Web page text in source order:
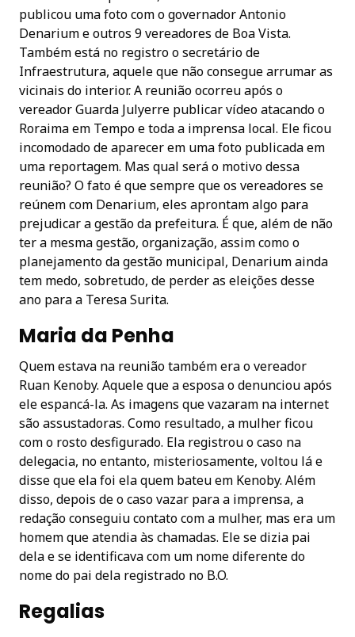
publicou uma foto com o governador Antonio
Denarium e outros 9 vereadores de Boa Vista.
Também está no registro o secretário de
Infraestrutura, aquele que não consegue arrumar as
vicinais do interior. A reunião ocorreu após o
vereador Guarda Julyerre publicar vídeo atacando o
Roraima em Tempo e toda a imprensa local. Ele ficou
incomodado de aparecer em uma foto publicada em
uma reportagem. Mas qual será o motivo dessa
reunião? O fato é que sempre que os vereadores se
reúnem com Denarium, eles aprontam algo para
prejudicar a gestão da prefeitura. É que, além de não
ter a mesma gestão, organização, assim como o
planejamento da gestão municipal, Denarium ainda
tem medo, sobretudo, de perder as eleições desse
ano para a Teresa Surita.
Maria da Penha
Quem estava na reunião também era o vereador
Ruan Kenoby. Aquele que a esposa o denunciou após
ele espancá-la. As imagens que vazaram na internet
são assustadoras. Como resultado, a mulher ficou
com o rosto desfigurado. Ela registrou o caso na
delegacia, no entanto, misteriosamente, voltou lá e
disse que ela foi ela quem bateu em Kenoby. Além
disso, depois de o caso vazar para a imprensa, a
redação conseguiu contato com a mulher, mas era um
homem que atendia às chamadas. Ele se dizia pai
dela e se identificava com um nome diferente do
nome do pai dela registrado no B.O.
Regalias